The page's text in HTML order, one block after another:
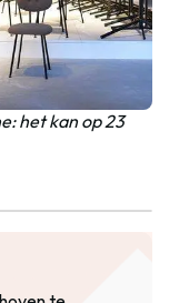
het kan op 23